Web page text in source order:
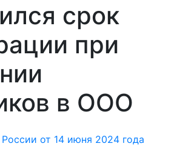
срок
при
в ООО
от 14 июня 2024 года